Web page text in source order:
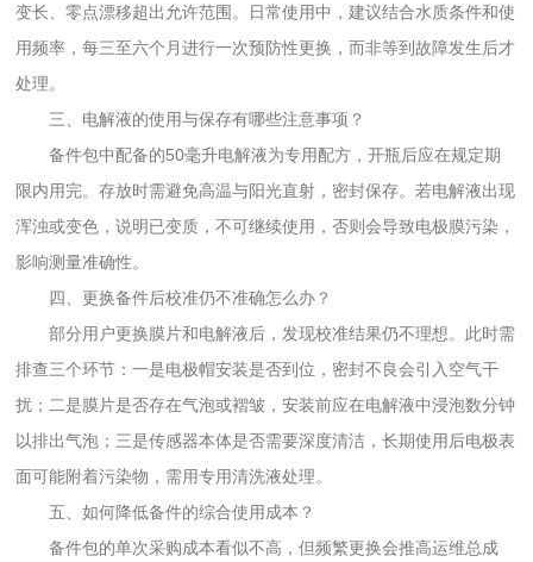
变长、零点漂移超出允许范围。日常使用中，建议结合水质条件和使
用频率，每三至六个月进行一次预防性更换，而非等到故障发生后才
处理。
三、电解液的使用与保存有哪些注意事项？
备件包中配备的50毫升电解液为专用配方，开瓶后应在规定期
限内用完。存放时需避免高温与阳光直射，密封保存。若电解液出现
浑浊或变色，说明已变质，不可继续使用，否则会导致电极膜污染，
影响测量准确性。
四、更换备件后校准仍不准确怎么办？
部分用户更换膜片和电解液后，发现校准结果仍不理想。此时需
排查三个环节：一是电极帽安装是否到位，密封不良会引入空气干
扰；二是膜片是否存在气泡或褶皱，安装前应在电解液中浸泡数分钟
以排出气泡；三是传感器本体是否需要深度清洁，长期使用后电极表
面可能附着污染物，需用专用清洗液处理。
五、如何降低备件的综合使用成本？
备件包的单次采购成本看似不高，但频繁更换会推高运维总成